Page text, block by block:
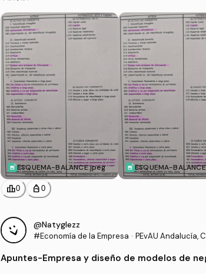
ESQUEMA-BALANCE.jpeg ESQUEMA-
leaderboard0 personal_bag 0
@Natyglezz
#Economía de la Empresa · PEvAU Andalucía,
Apuntes-Empresa y diseño de modelos de